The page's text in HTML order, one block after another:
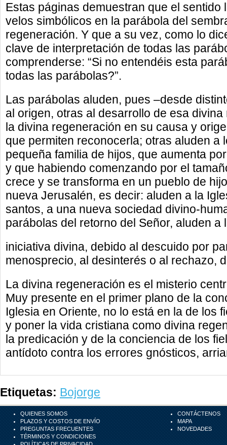
Estas páginas demuestran que el sentido
velos simbólicos en la parábola del
regeneración. Y que a su vez, como lo
clave de interpretación de todas las
comprenderse: “Si no entendéis esta
todas las parábolas?”.
Las parábolas aluden, pues –desde
al origen, otras al desarrollo de esa
la divina regeneración en su causa y
que permiten reconocerla; otras aluden a
pequeña familia de hijos, que aumenta
y que habiendo comenzando por el
crece y se transforma en un pueblo de
nueva Jerusalén, es decir: aluden a la
santos, a una nueva sociedad divino-
parábolas del retorno del Señor, aluden
iniciativa divina, debido al descuido por
menosprecio, al desinterés o al rechazo,
La divina regeneración es el misterio
Muy presente en el primer plano de la
Iglesia en Oriente, no lo está en la de los
y poner la vida cristiana como divina
la predicación y de la conciencia de los
antídoto contra los errores gnósticos,
Etiquetas: Bojorge
QUIENES SOMOS
PLAZOS Y COSTOS DE ENVÍO
PREGUNTAS FRECUENTES
TÉRMINOS Y CONDICIONES
CONTÁCTENOS
MAPA
NOVEDADES